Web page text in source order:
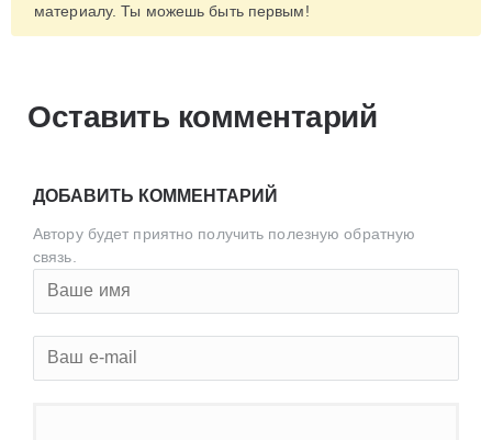
материалу. Ты можешь быть первым!
Оставить комментарий
ДОБАВИТЬ КОММЕНТАРИЙ
Автору будет приятно получить полезную обратную
связь.